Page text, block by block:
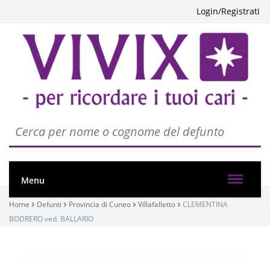
Login/Registrati
Menu
Home Defunti Provincia di Cuneo Villafalletto
CLEMENTINA
BODRERO ved. BALLARIO